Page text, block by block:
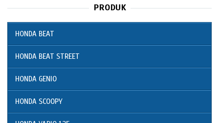
PRODUK
HONDA BEAT
HONDA BEAT STREET
HONDA GENIO
HONDA SCOOPY